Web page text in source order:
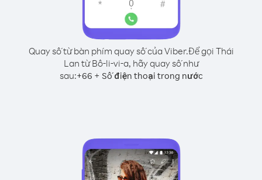
Quay số từ bàn phím quay số của Viber.Để gọi Thái
Lan từ Bô-li-vi-a, hãy quay số như
sau:+66 + Số điện thoại trong nước